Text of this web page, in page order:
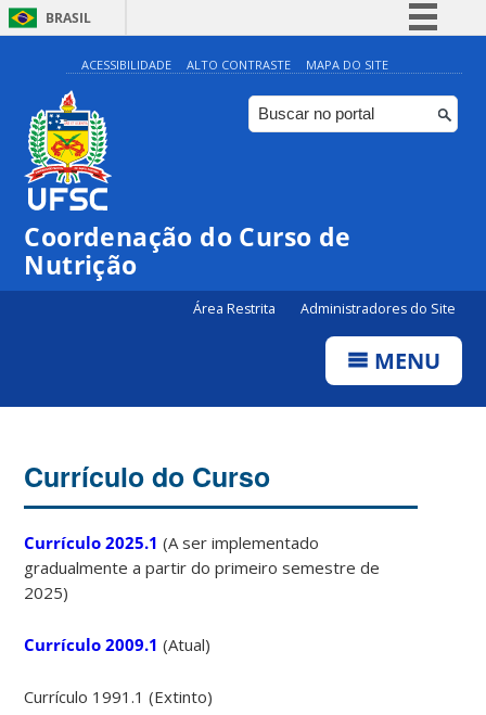
BRASIL
Simplifique!
Comunica BR
Participe
Canais
ACESSIBILIDADE ALTO CONTRASTE MAPA DO SITE
Coordenação do Curso de
Nutrição
Área Restrita Administradores do Site
MENU
Currículo do Curso
Currículo 2025.1 (A ser implementado
gradualmente a partir do primeiro semestre de
2025)
Currículo 2009.1 (Atual)
Currículo 1991.1 (Extinto)